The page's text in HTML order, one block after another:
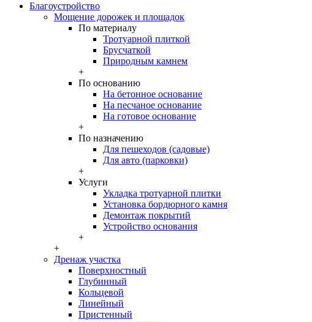
Благоустройство
Мощение дорожек и площадок
По материалу
Тротуарной плиткой
Брусчаткой
Природным камнем
+
По основанию
На бетонное основание
На песчаное основание
На готовое основание
+
По назначению
Для пешеходов (садовые)
Для авто (парковки)
+
Услуги
Укладка тротуарной плитки
Установка бордюрного камня
Демонтаж покрытий
Устройство основания
+
+
Дренаж участка
Поверхностный
Глубинный
Кольцевой
Линейный
Пристенный